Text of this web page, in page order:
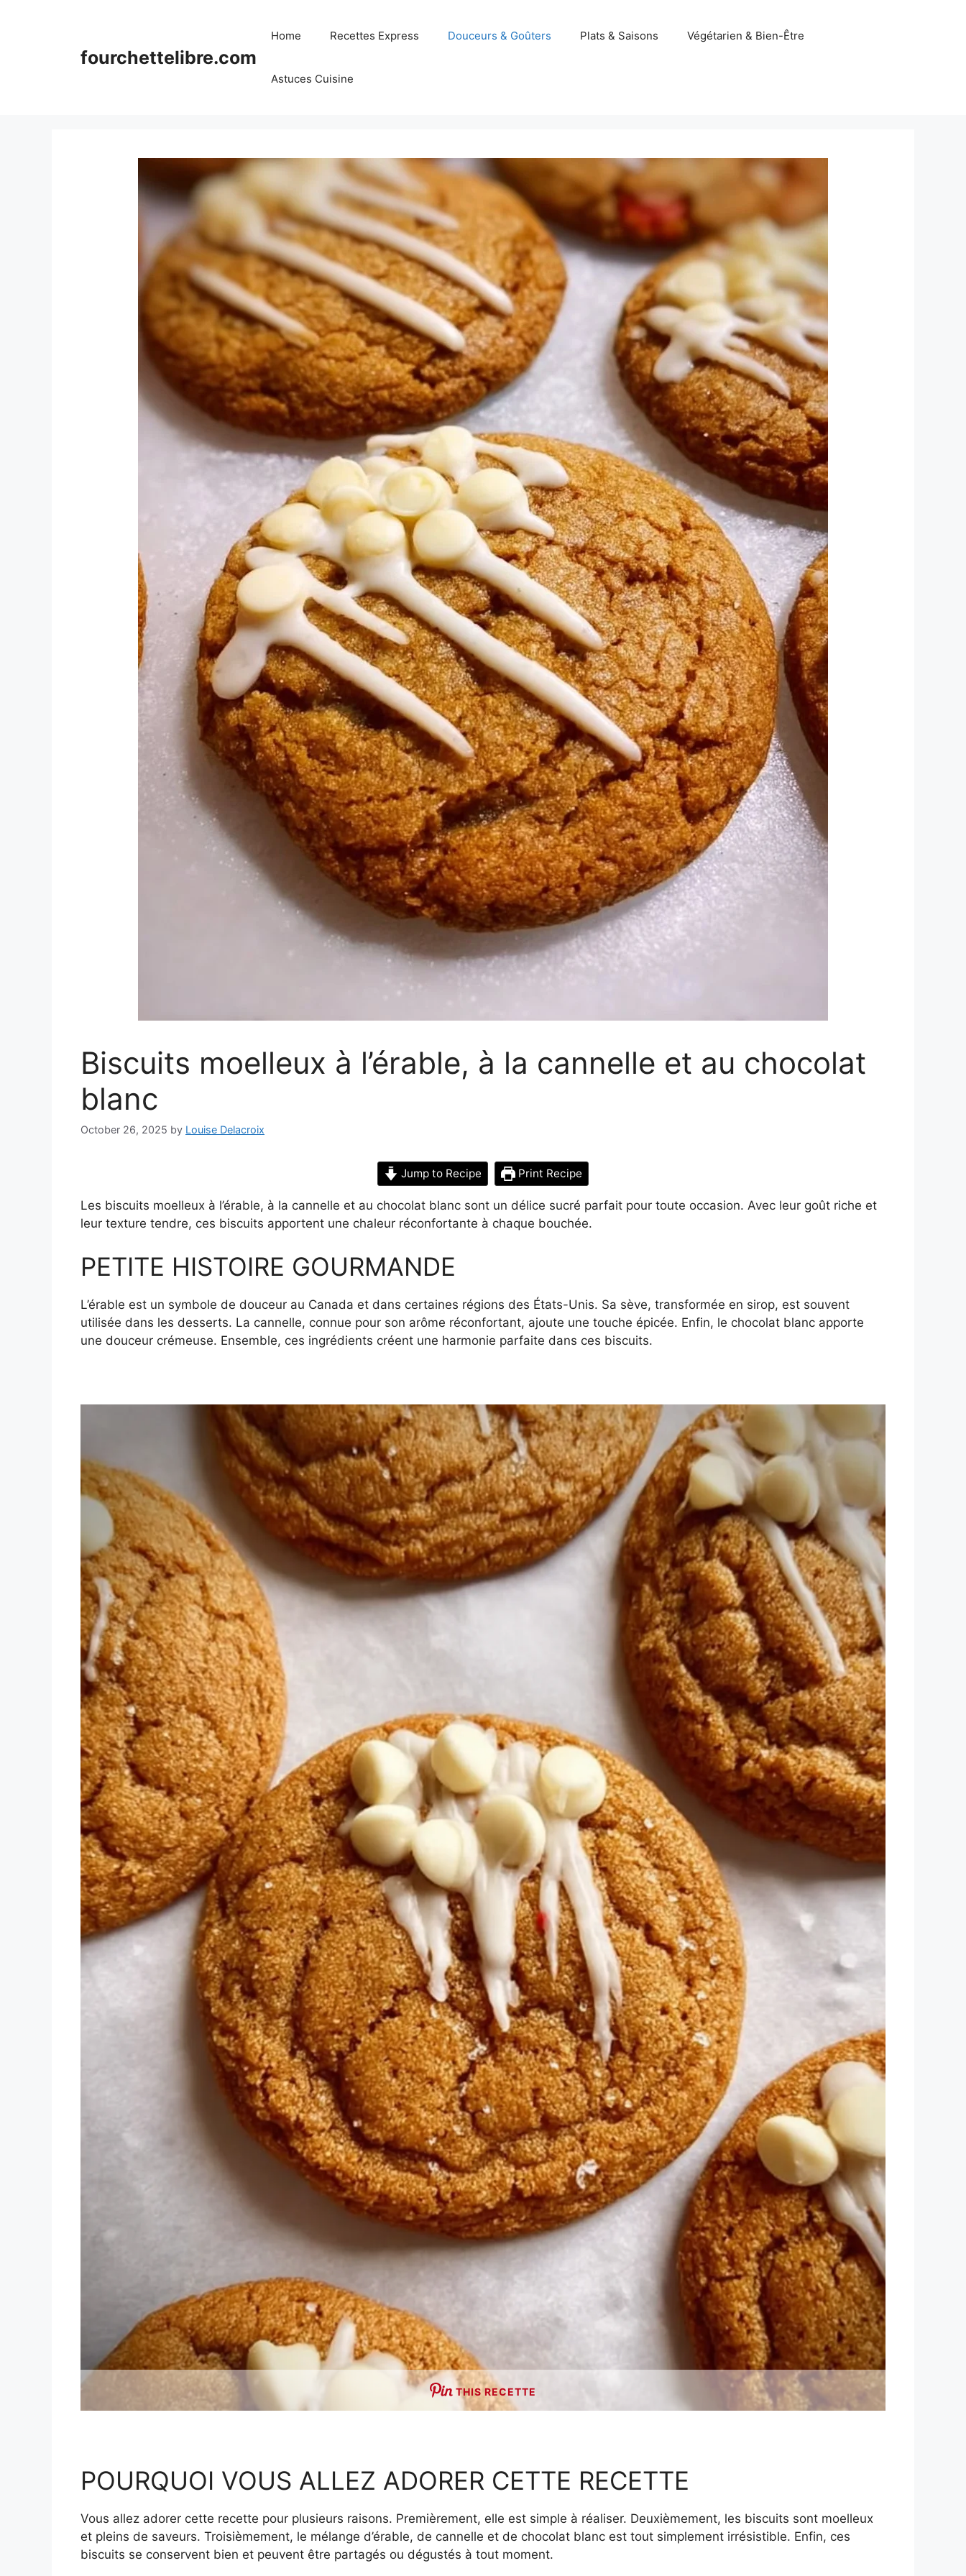
fourchettelibre.com
Home Recettes Express Douceurs & Goûters Plats & Saisons Végétarien & Bien-Être
Astuces Cuisine
Biscuits moelleux à l’érable, à la cannelle et au chocolat
blanc
October 26, 2025 by Louise Delacroix
Jump to Recipe Print Recipe
Les biscuits moelleux à l’érable, à la cannelle et au chocolat blanc sont un délice sucré parfait pour toute occasion. Avec leur goût riche et
leur texture tendre, ces biscuits apportent une chaleur réconfortante à chaque bouchée.
PETITE HISTOIRE GOURMANDE
L’érable est un symbole de douceur au Canada et dans certaines régions des États-Unis. Sa sève, transformée en sirop, est souvent
utilisée dans les desserts. La cannelle, connue pour son arôme réconfortant, ajoute une touche épicée. Enfin, le chocolat blanc apporte
une douceur crémeuse. Ensemble, ces ingrédients créent une harmonie parfaite dans ces biscuits.
THIS RECETTE
POURQUOI VOUS ALLEZ ADORER CETTE RECETTE
Vous allez adorer cette recette pour plusieurs raisons. Premièrement, elle est simple à réaliser. Deuxièmement, les biscuits sont moelleux
et pleins de saveurs. Troisièmement, le mélange d’érable, de cannelle et de chocolat blanc est tout simplement irrésistible. Enfin, ces
biscuits se conservent bien et peuvent être partagés ou dégustés à tout moment.